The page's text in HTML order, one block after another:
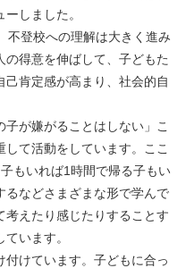
しました。
不登校への理解は大きく進み
の得意を伸ばして、子どもた
肯定感が高まり、社会的自
が嫌がることはしない」こ
て活動をしています。ここ
もいれば1時間で帰る子もい
るなどさまざまな形で学んで
考えたり感じたりすることす
います。
付けています。子どもに合っ